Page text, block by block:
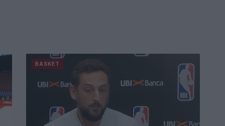
BASKET